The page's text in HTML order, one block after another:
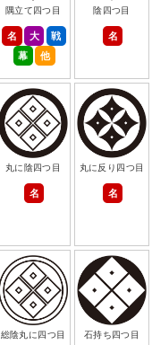
隅立て四つ目
名 大
戦
幕
他
陰四つ目
名
丸に陰四つ目
名
丸に反り四つ目
名
総陰丸に四つ目 石持ち四つ目